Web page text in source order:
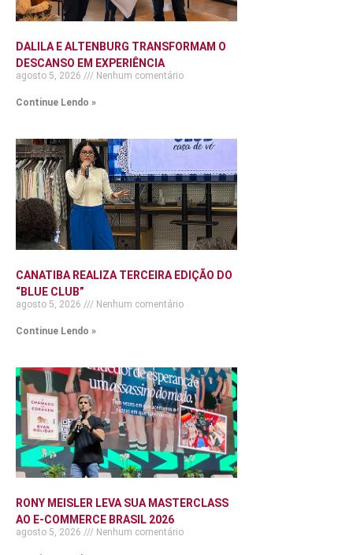
DALILA E ALTENBURG TRANSFORMAM O
DESCANSO EM EXPERIÊNCIA
agosto 5, 2026 Nenhum comentário
Continue Lendo »
CANATIBA REALIZA TERCEIRA EDIÇÃO DO
“BLUE CLUB”
agosto 5, 2026 Nenhum comentário
Continue Lendo »
RONY MEISLER LEVA SUA MASTERCLASS
AO E-COMMERCE BRASIL 2026
agosto 5, 2026 Nenhum comentário